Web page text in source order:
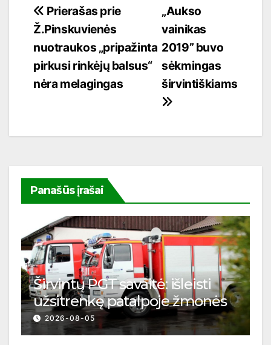
Navigacija
tarp
įrašų
„Aukso
vainikas
2019” buvo
sėkmingas
širvintiškiams
Prierašas prie
Ž.Pinskuvienės
nuotraukos „pripažinta
pirkusi rinkėjų balsus“
nėra melagingas
Panašūs įrašai
Širvintų PGT savaitė: išleisti
užsitrenkę patalpoje žmonės
2026-08-05